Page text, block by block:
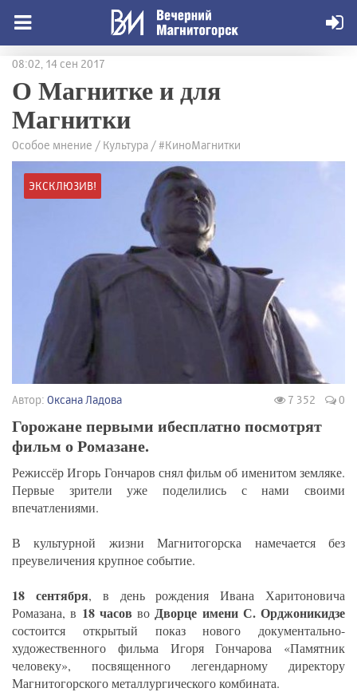
08:02, 14 сен 2017
О Магнитке и для
Магнитки
Особое мнение / Культура / #КиноМагнитки
ЭКСКЛЮЗИВ!
Автор: Оксана Ладова 7 352 0
Горожане первыми ибесплатно посмотрят
фильм о Ромазане.
Режиссёр Игорь Гончаров снял фильм об именитом земляке.
Первые зрители уже поделились с нами своими
впечатлениями.
В культурной жизни Магнитогорска намечается без
преувеличения крупное событие.
18 сентября, в день рождения Ивана Харитоновича
Ромазана, в 18 часов во Дворце имени С. Орджоникидзе
состоится открытый показ нового документально-
художественного фильма Игоря Гончарова «Памятник
человеку», посвященного легендарному директору
Магнитогорского металлургического комбината.